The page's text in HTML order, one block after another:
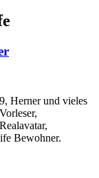
Herner und vieles
Bewohner.